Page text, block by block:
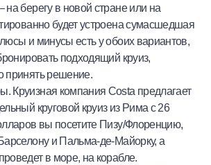
на берегу в новой стране или на
будет устроена сумасшедшая
и минусы есть у обоих вариантов,
подходящий круиз,
принять решение.
Круизная компания Costa предлагает
круговой круиз из Рима с 26
вы посетите Пизу/Флоренцию,
и Пальма-де-Майорку, а
в море, на корабле.